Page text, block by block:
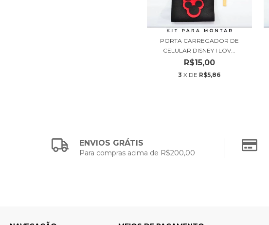
PORTA CARREGADOR DE
CELULAR DISNEY I LOV...
R$15,00
3 X DE R$5,86
ENVIOS GRÁTIS
Para compras acima de R$200,00